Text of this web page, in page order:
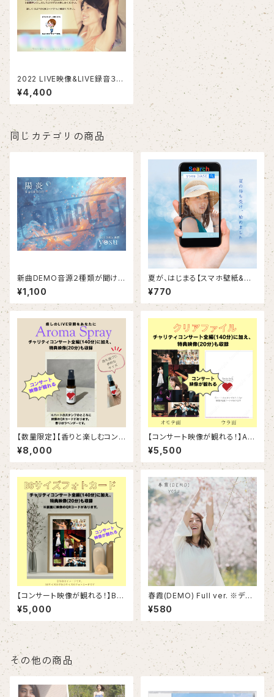
2022 LIVE映像&LIVE録音３曲
を楽しめるポストカード
¥4,400
同じカテゴリの商品
新曲DEMO音源２種類が聞ける
ポストカード
¥1,100
夏が、はじまる【スマホ壁紙&さ
さやきサウンドレター〜渚色〜】
¥770
【数量限定】【香りと楽しむコンサ
ート】ラベンダーアロマスプレー
¥8,000
【コンサート映像が観れる！】A4
クリアファイル
¥5,500
【コンサート映像が観れる！】B6
サイズフォトカード
¥5,000
春霞(DEMO) Full ver. ※デー
タ販売のみ
¥580
その他の商品